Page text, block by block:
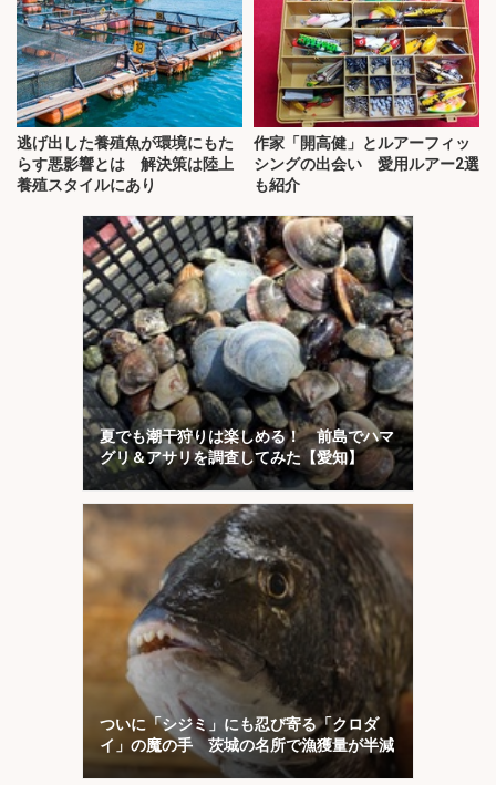
逃げ出した養殖魚が環境にもた
らす悪影響とは 解決策は陸上
養殖スタイルにあり
作家「開高健」とルアーフィッ
シングの出会い 愛用ルアー2選
も紹介
夏でも潮干狩りは楽しめる！ 前島でハマ
グリ＆アサリを調査してみた【愛知】
ついに「シジミ」にも忍び寄る「クロダ
イ」の魔の手 茨城の名所で漁獲量が半減